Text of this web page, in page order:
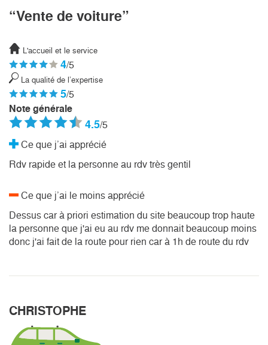
“Vente de voiture”
L'accueil et le service
4/5
La qualité de l’expertise
5/5
Note générale
4.5/5
Ce que j’ai apprécié
Rdv rapide et la personne au rdv très gentil
Ce que j’ai le moins apprécié
Dessus car à priori estimation du site beaucoup trop haute
la personne que j'ai eu au rdv me donnait beaucoup moins
donc j'ai fait de la route pour rien car à 1h de route du rdv
CHRISTOPHE